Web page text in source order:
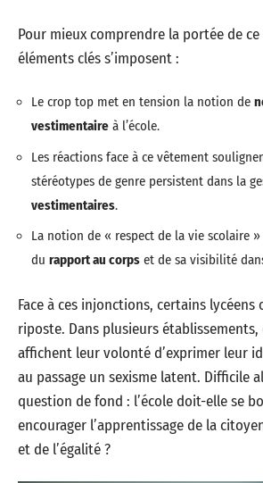
Pour mieux comprendre la portée de
éléments clés s’imposent :
Le crop top met en tension la notion de
vestimentaire à l’école.
Les réactions face à ce vêtement
stéréotypes de genre persistent dans la
vestimentaires.
La notion de « respect de la vie scolaire
du rapport au corps et de sa visibilité
Face à ces injonctions, certains lycéens
riposte. Dans plusieurs établissements,
affichent leur volonté d’exprimer leur
au passage un sexisme latent. Difficile
question de fond : l’école doit-elle se
encourager l’apprentissage de la
et de l’égalité ?